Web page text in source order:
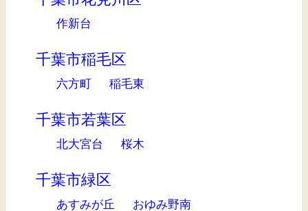
作新台
千葉市稲毛区
六方町 稲毛東
千葉市若葉区
北大宮台 桜木
千葉市緑区
あすみが丘 おゆみ野南